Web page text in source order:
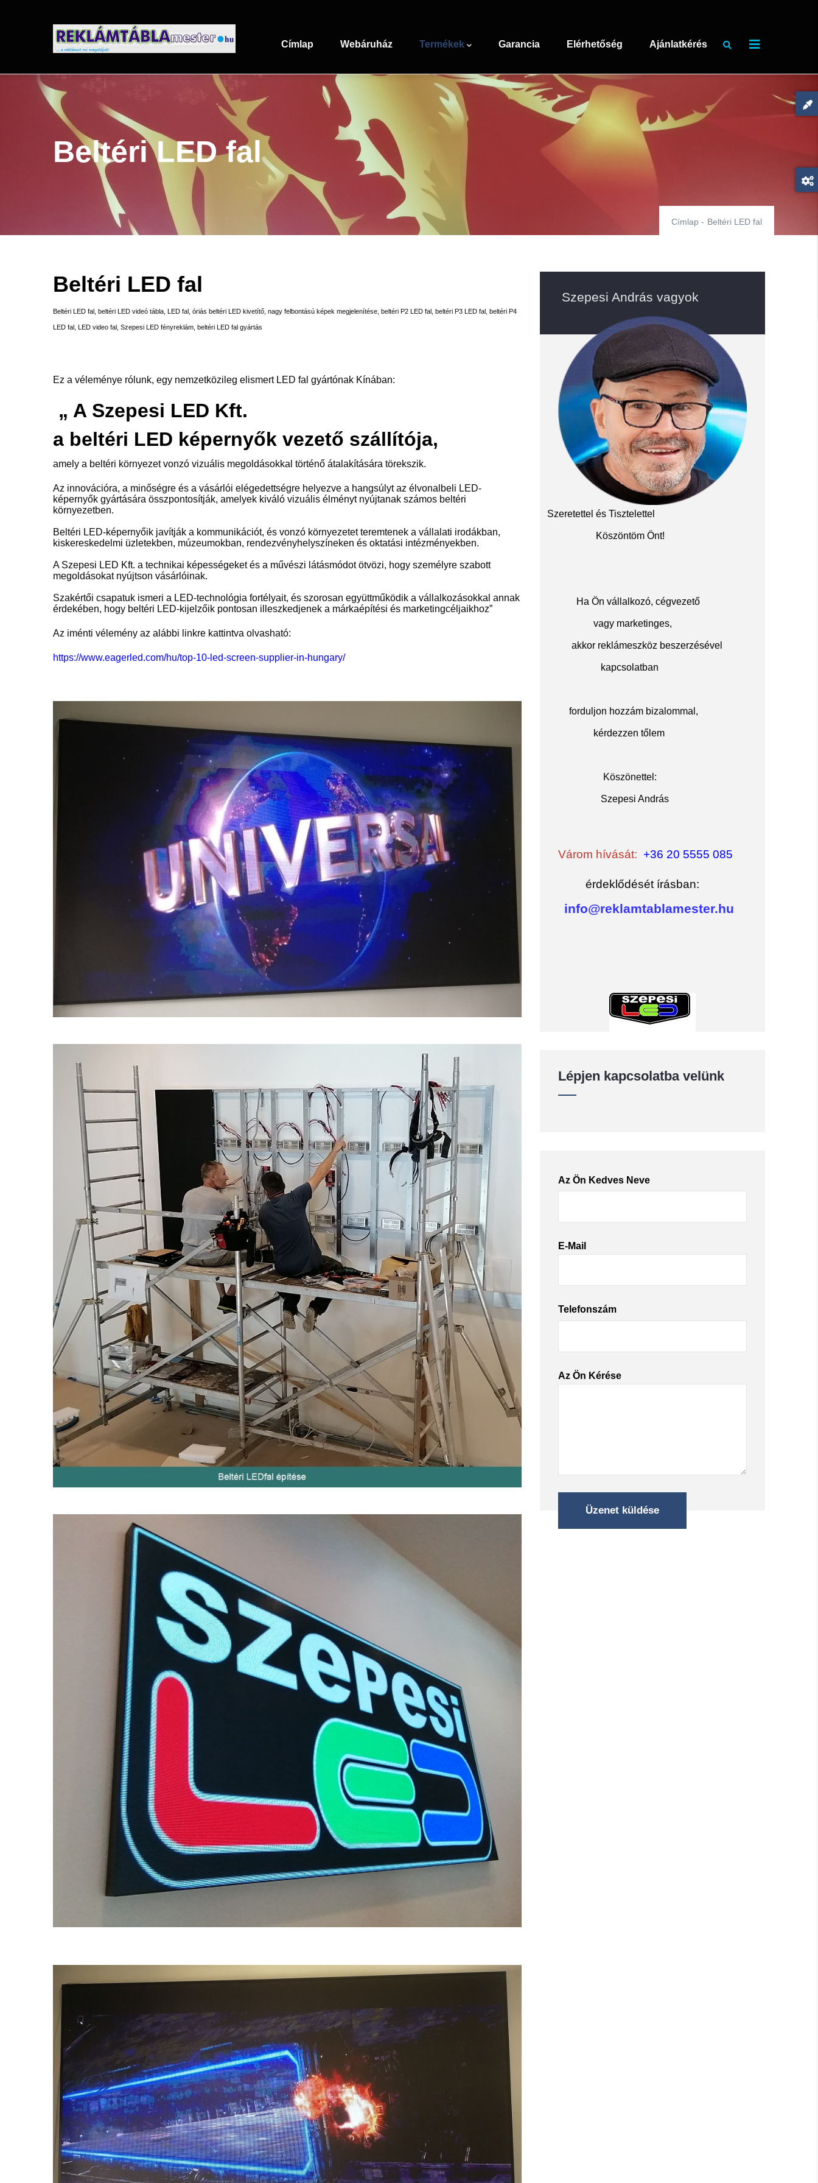
navigation
Címlap Webáruház Termékek Garancia Elérhetőség Ajánlatkérés
Beltéri LED fal
Címlap - Beltéri LED fal
Beltéri LED fal
Beltéri LED fal, beltéri LED videó tábla, LED fal, óriás beltéri LED kivetítő, nagy felbontású képek megjelenítése, beltéri P2 LED fal, beltéri P3 LED fal, beltéri P4
LED fal, LED video fal, Szepesi LED fényreklám, beltéri LED fal gyártás
Ez a véleménye rólunk, egy nemzetközileg elismert LED fal gyártónak Kínában:
„ A Szepesi LED Kft.
a beltéri LED képernyők vezető szállítója,
amely a beltéri környezet vonzó vizuális megoldásokkal történő átalakítására törekszik.
Az innovációra, a minőségre és a vásárlói elégedettségre helyezve a hangsúlyt az élvonalbeli LED-
képernyők gyártására összpontosítják, amelyek kiváló vizuális élményt nyújtanak számos beltéri
környezetben.
Beltéri LED-képernyőik javítják a kommunikációt, és vonzó környezetet teremtenek a vállalati irodákban,
kiskereskedelmi üzletekben, múzeumokban, rendezvényhelyszíneken és oktatási intézményekben.
A Szepesi LED Kft. a technikai képességeket és a művészi látásmódot ötvözi, hogy személyre szabott
megoldásokat nyújtson vásárlóinak.
Szakértői csapatuk ismeri a LED-technológia fortélyait, és szorosan együttműködik a vállalkozásokkal annak
érdekében, hogy beltéri LED-kijelzőik pontosan illeszkedjenek a márkaépítési és marketingcéljaikhoz”
Az iménti vélemény az alábbi linkre kattintva olvasható:
https://www.eagerled.com/hu/top-10-led-screen-supplier-in-hungary/
Szepesi András vagyok
Szeretettel és Tisztelettel
Köszöntöm Önt!
Ha Ön vállalkozó, cégvezető
vagy marketinges,
akkor reklámeszköz beszerzésével
kapcsolatban
forduljon hozzám bizalommal,
kérdezzen tőlem
Köszönettel:
Szepesi András
Várom hívását: +36 20 5555 085
érdeklődését írásban:
info@reklamtablamester.hu
Lépjen kapcsolatba velünk
Az Ön Kedves Neve
E-Mail
Telefonszám
Az Ön Kérése